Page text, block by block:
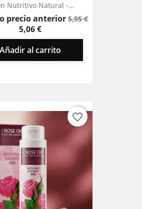
Nutritivo Natural -...
precio anteriorPrecio
5,95 €Precio
5,06 €
Añadir al carrito
favorite_border